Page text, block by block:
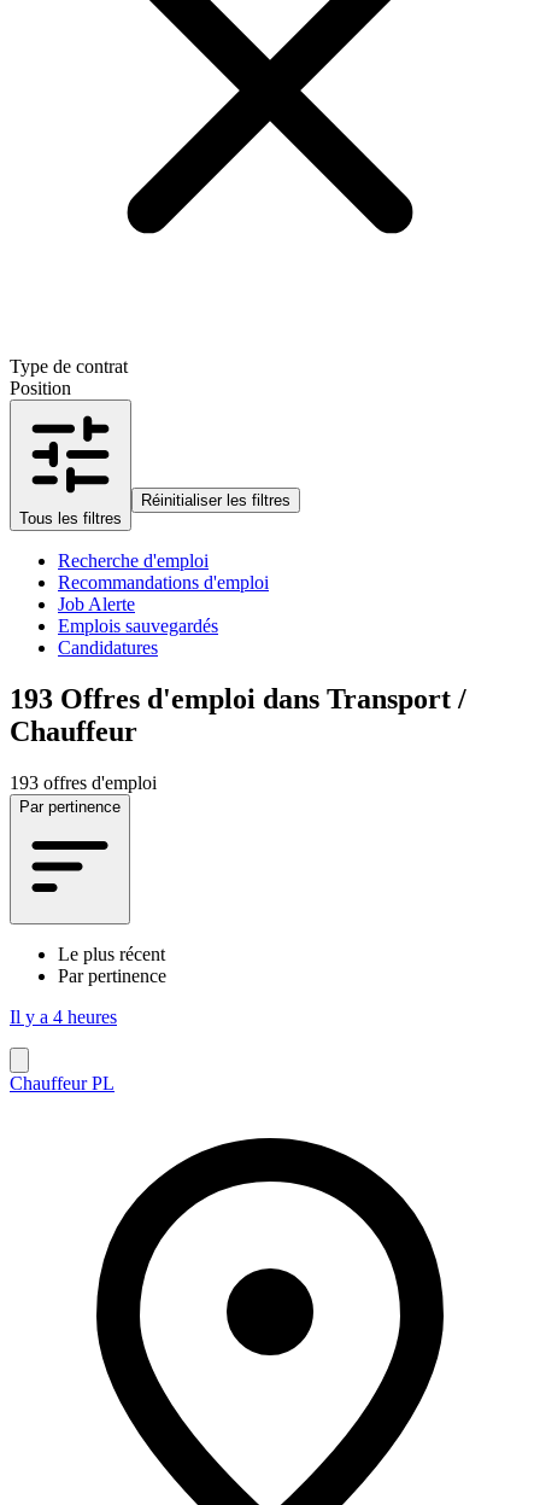
Type de contrat
Position
Tous les filtres
Réinitialiser les filtres
Recherche d'emploi
Recommandations d'emploi
Job Alerte
Emplois sauvegardés
Candidatures
193 Offres d'emploi dans Transport /
Chauffeur
193 offres d'emploi
Par pertinence
Le plus récent
Par pertinence
Il y a 4 heures
Chauffeur PL